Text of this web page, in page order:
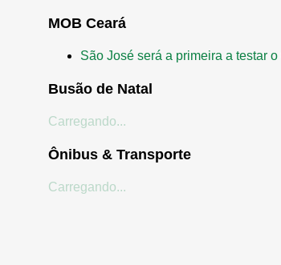
MOB Ceará
São José será a primeira a testar
Busão de Natal
Carregando...
Ônibus & Transporte
Carregando...